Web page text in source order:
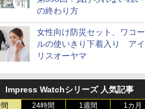
の終わり方
女性向け防災セット、ワコー
ルの使いきり下着入り アイ
リスオーヤマ
Impress Watchシリーズ 人気記事
24時間 1週間 1カ月